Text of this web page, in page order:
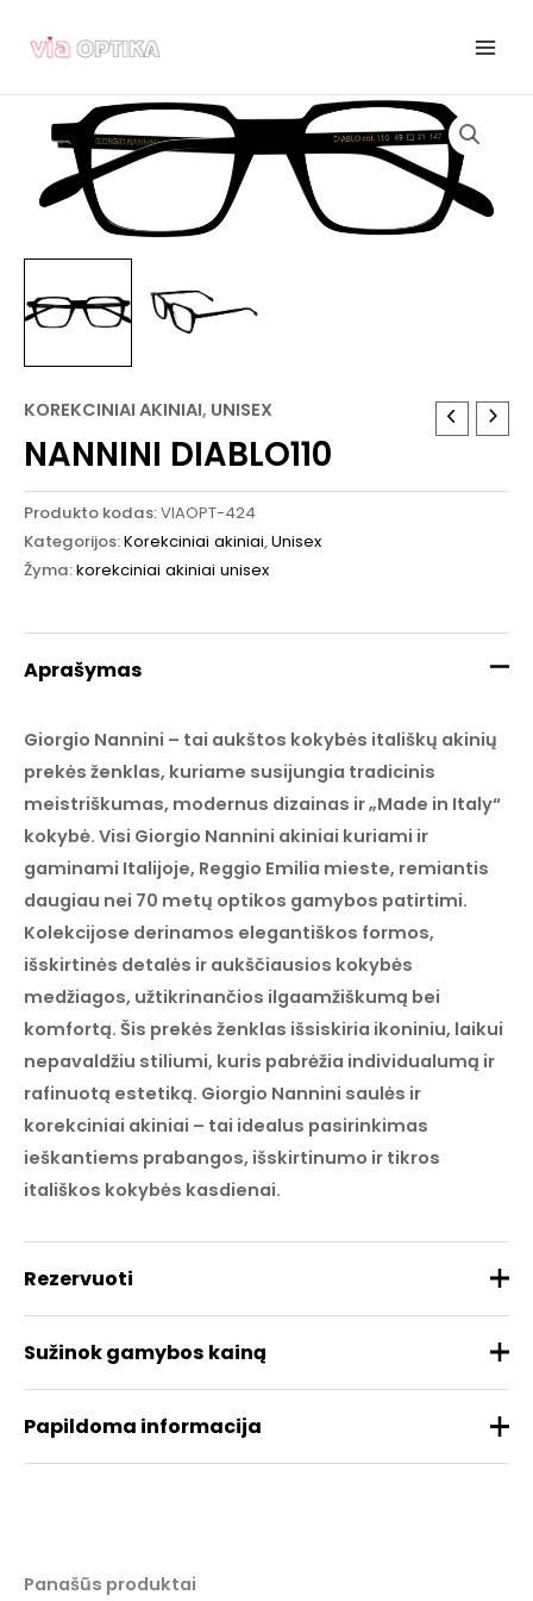
prie
KOREKCINIAI AKINIAI, UNISEX
NANNINI DIABLO110
Produkto kodas:VIAOPT-424
Kategorijos:Korekciniai akiniai,Unisex
Žyma:korekciniai akiniai unisex
Aprašymas
Giorgio Nannini – tai aukštos kokybės itališkų akinių
prekės ženklas, kuriame susijungia tradicinis
meistriškumas, modernus dizainas ir „Made in Italy“
kokybė. Visi Giorgio Nannini akiniai kuriami ir
gaminami Italijoje, Reggio Emilia mieste, remiantis
daugiau nei 70 metų optikos gamybos patirtimi.
Kolekcijose derinamos elegantiškos formos,
išskirtinės detalės ir aukščiausios kokybės
medžiagos, užtikrinančios ilgaamžiškumą bei
komfortą. Šis prekės ženklas išsiskiria ikoniniu, laikui
nepavaldžiu stiliumi, kuris pabrėžia individualumą ir
rafinuotą estetiką. Giorgio Nannini saulės ir
korekciniai akiniai – tai idealus pasirinkimas
ieškantiems prabangos, išskirtinumo ir tikros
itališkos kokybės kasdienai.
Rezervuoti
REZERVUOTI
Sužinok gamybos kainą
Papildoma informacija
Panašūs produktai